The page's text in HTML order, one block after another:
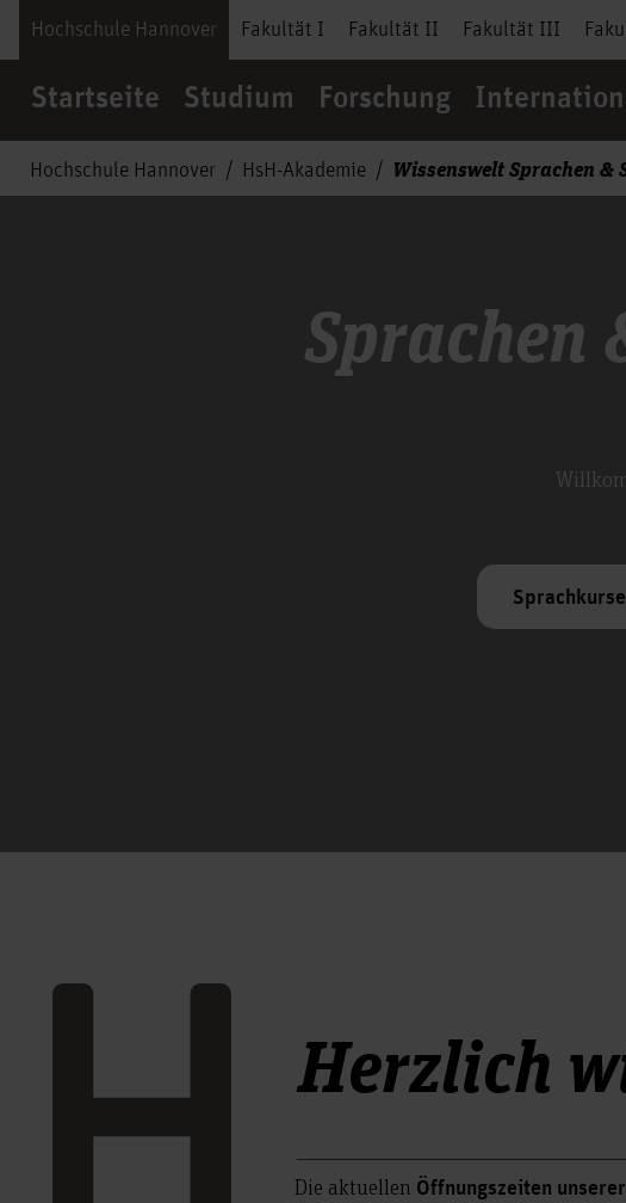
Hochschule Hannover Fakultät I Fakultät II Fakultät III
Startseite Studium Forschung
Hochschule Hannover HsH-Akademie Wissenswelt Sprachen &
Sprachen
Sprachkurse
Herzlich
Die aktuellen Öffnungszeiten